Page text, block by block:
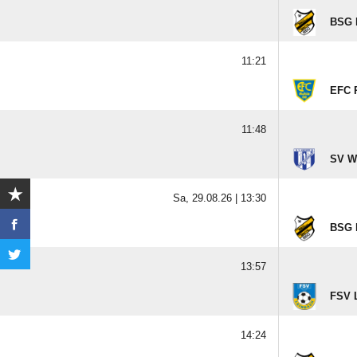
BSG
11:21
EFC
11:48
SV
Sa, 29.08.26 | 13:30
BSG
13:57
FSV
14:24